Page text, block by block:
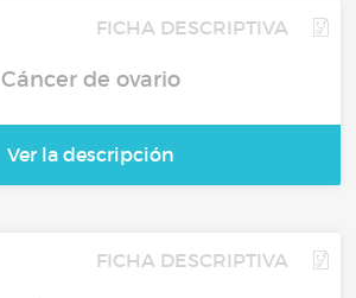
FICHA DESCRIPTIVA
Cáncer de ovario
Ver la descripción
FICHA DESCRIPTIVA